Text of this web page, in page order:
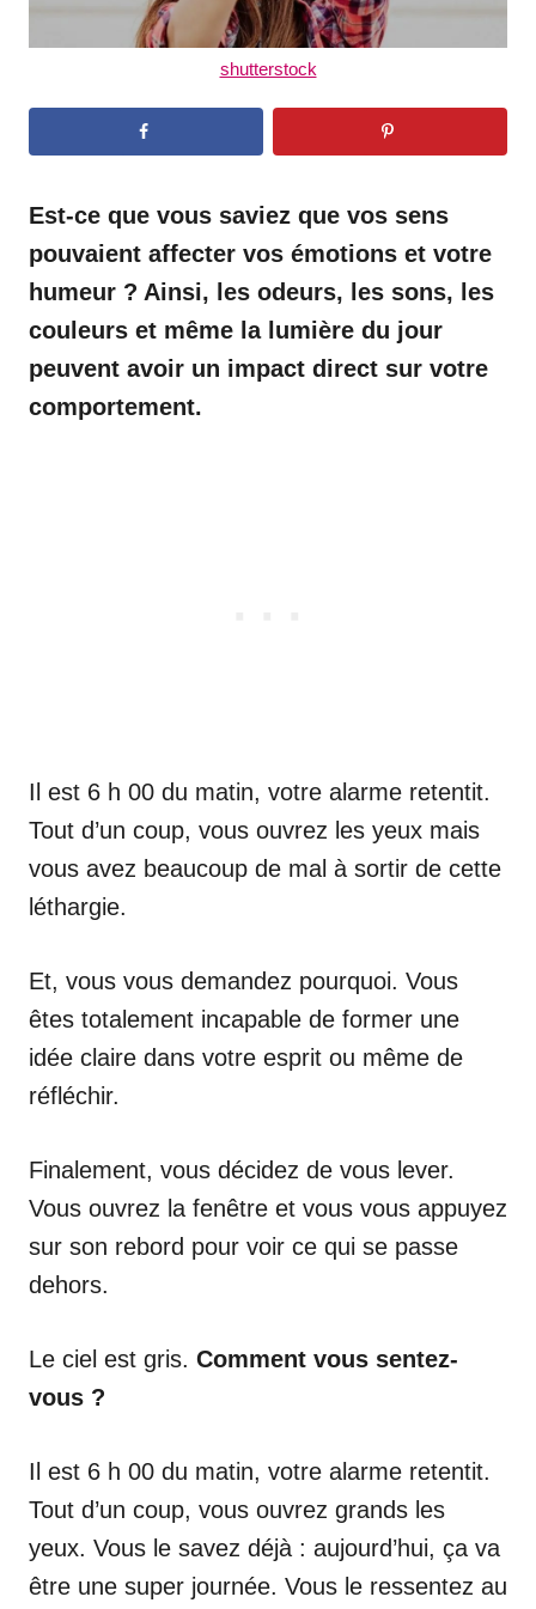
shutterstock
Est-ce que vous saviez que vos sens
pouvaient affecter vos émotions et votre
humeur ? Ainsi, les odeurs, les sons, les
couleurs et même la lumière du jour
peuvent avoir un impact direct sur votre
comportement.
Il est 6 h 00 du matin, votre alarme retentit.
Tout d’un coup, vous ouvrez les yeux mais
vous avez beaucoup de mal à sortir de cette
léthargie.
Et, vous vous demandez pourquoi. Vous
êtes totalement incapable de former une
idée claire dans votre esprit ou même de
réfléchir.
Finalement, vous décidez de vous lever.
Vous ouvrez la fenêtre et vous vous appuyez
sur son rebord pour voir ce qui se passe
dehors.
Le ciel est gris. Comment vous sentez-
vous ?
Il est 6 h 00 du matin, votre alarme retentit.
Tout d’un coup, vous ouvrez grands les
yeux. Vous le savez déjà : aujourd’hui, ça va
être une super journée. Vous le ressentez au